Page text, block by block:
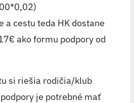
a cestu teda HK dostane
ako formu podpory od
si riešia rodičia/klub
je potrebné mať